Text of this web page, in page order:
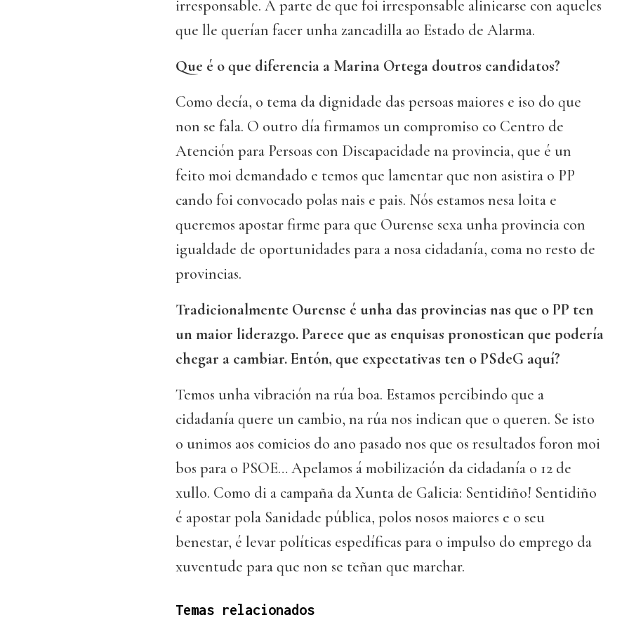
irresponsable. A parte de que foi irresponsable aliniearse con aqueles
que lle querían facer unha zancadilla ao Estado de Alarma.
Que é o que diferencia a Marina Ortega doutros candidatos?
Como decía, o tema da dignidade das persoas maiores e iso do que
non se fala. O outro día firmamos un compromiso co Centro de
Atención para Persoas con Discapacidade na provincia, que é un
feito moi demandado e temos que lamentar que non asistira o PP
cando foi convocado polas nais e pais. Nós estamos nesa loita e
queremos apostar firme para que Ourense sexa unha provincia con
igualdade de oportunidades para a nosa cidadanía, coma no resto de
provincias.
Tradicionalmente Ourense é unha das provincias nas que o PP ten
un maior liderazgo. Parece que as enquisas pronostican que podería
chegar a cambiar. Entón, que expectativas ten o PSdeG aquí?
Temos unha vibración na rúa boa. Estamos percibindo que a
cidadanía quere un cambio, na rúa nos indican que o queren. Se isto
o unimos aos comicios do ano pasado nos que os resultados foron moi
bos para o PSOE… Apelamos á mobilización da cidadanía o 12 de
xullo. Como di a campaña da Xunta de Galicia: Sentidiño! Sentidiño
é apostar pola Sanidade pública, polos nosos maiores e o seu
benestar, é levar políticas espedíficas para o impulso do emprego da
xuventude para que non se teñan que marchar.
Temas relacionados